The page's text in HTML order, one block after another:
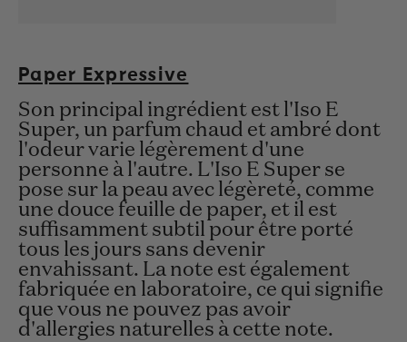
Paper Expressive
Son principal ingrédient est l'Iso E
Super, un parfum chaud et ambré dont
l'odeur varie légèrement d'une
personne à l'autre. L'Iso E Super se
pose sur la peau avec légèreté, comme
une douce feuille de paper, et il est
suffisamment subtil pour être porté
tous les jours sans devenir
envahissant. La note est également
fabriquée en laboratoire, ce qui signifie
que vous ne pouvez pas avoir
d'allergies naturelles à cette note.